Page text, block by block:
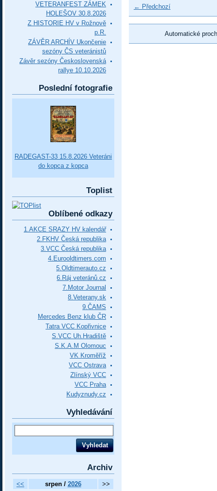
← Předchozí
Automatické
VETERANFEST ZÁMEK
HOLEŠOV 30.8.2026
Z HISTORIE HV v Rožnově
p.R.
ZÁVĚR ARCHÍV Ukončenie
sezóny ČS veteránistů
Závěr sezóny Československá
rallye 10.10.2026
Poslední fotografie
RADEGAST-33 15.8.2026 Veteráni
do kopca z kopca
Toplist
Oblíbené odkazy
1.AKCE SRAZY HV kalendář
2.FKHV Česká republika
3.VCC Česká republika
4.Eurooldtimers.com
5.Oldtimerauto.cz
6.Ráj veteránů.cz
7.Motor Journal
8.Veterany.sk
9.ČAMS
Mercedes Benz klub ČR
Tatra VCC Kopřivnice
S.VCC Uh.Hradiště
S.K.A.M Olomouc
VK Kroměříž
VCC Ostrava
Zlínský VCC
VCC Praha
Kudyznudy.cz
Vyhledávání
Archiv
<< srpen / 2026 >>